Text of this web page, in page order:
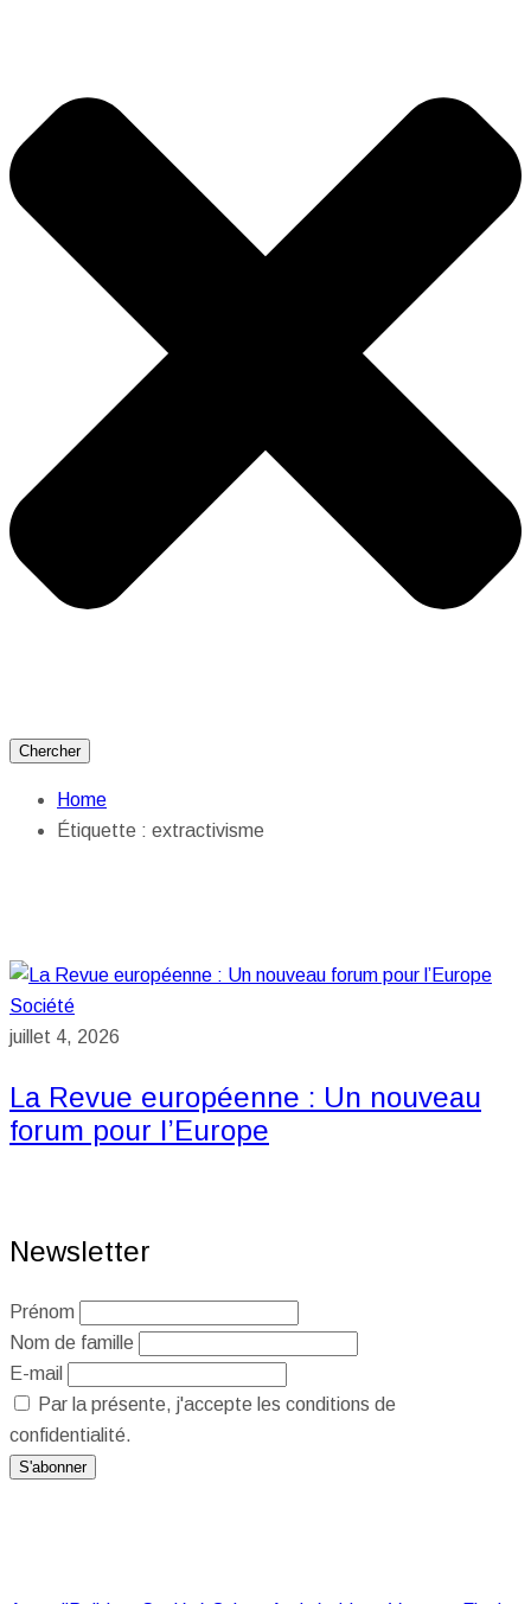
Chercher
Home
Étiquette : extractivisme
Société
juillet 4, 2026
La Revue européenne : Un nouveau
forum pour l’Europe
Newsletter
Prénom
Nom de famille
E-mail
Par la présente, j'accepte les conditions de
confidentialité.